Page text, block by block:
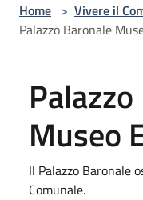
Home > Vivere il
Palazzo Baronale
Museo
Il Palazzo Baronale
Comunale.